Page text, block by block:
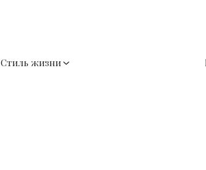
Стиль жизни